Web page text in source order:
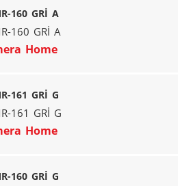
160 GRİ A
160 GRİ A
Home
161 GRİ G
161 GRİ G
Home
160 GRİ G